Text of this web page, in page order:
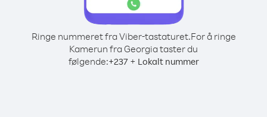
Ringe nummeret fra Viber-tastaturet.For å ringe
Kamerun fra Georgia taster du
følgende:+237+ Lokalt nummer